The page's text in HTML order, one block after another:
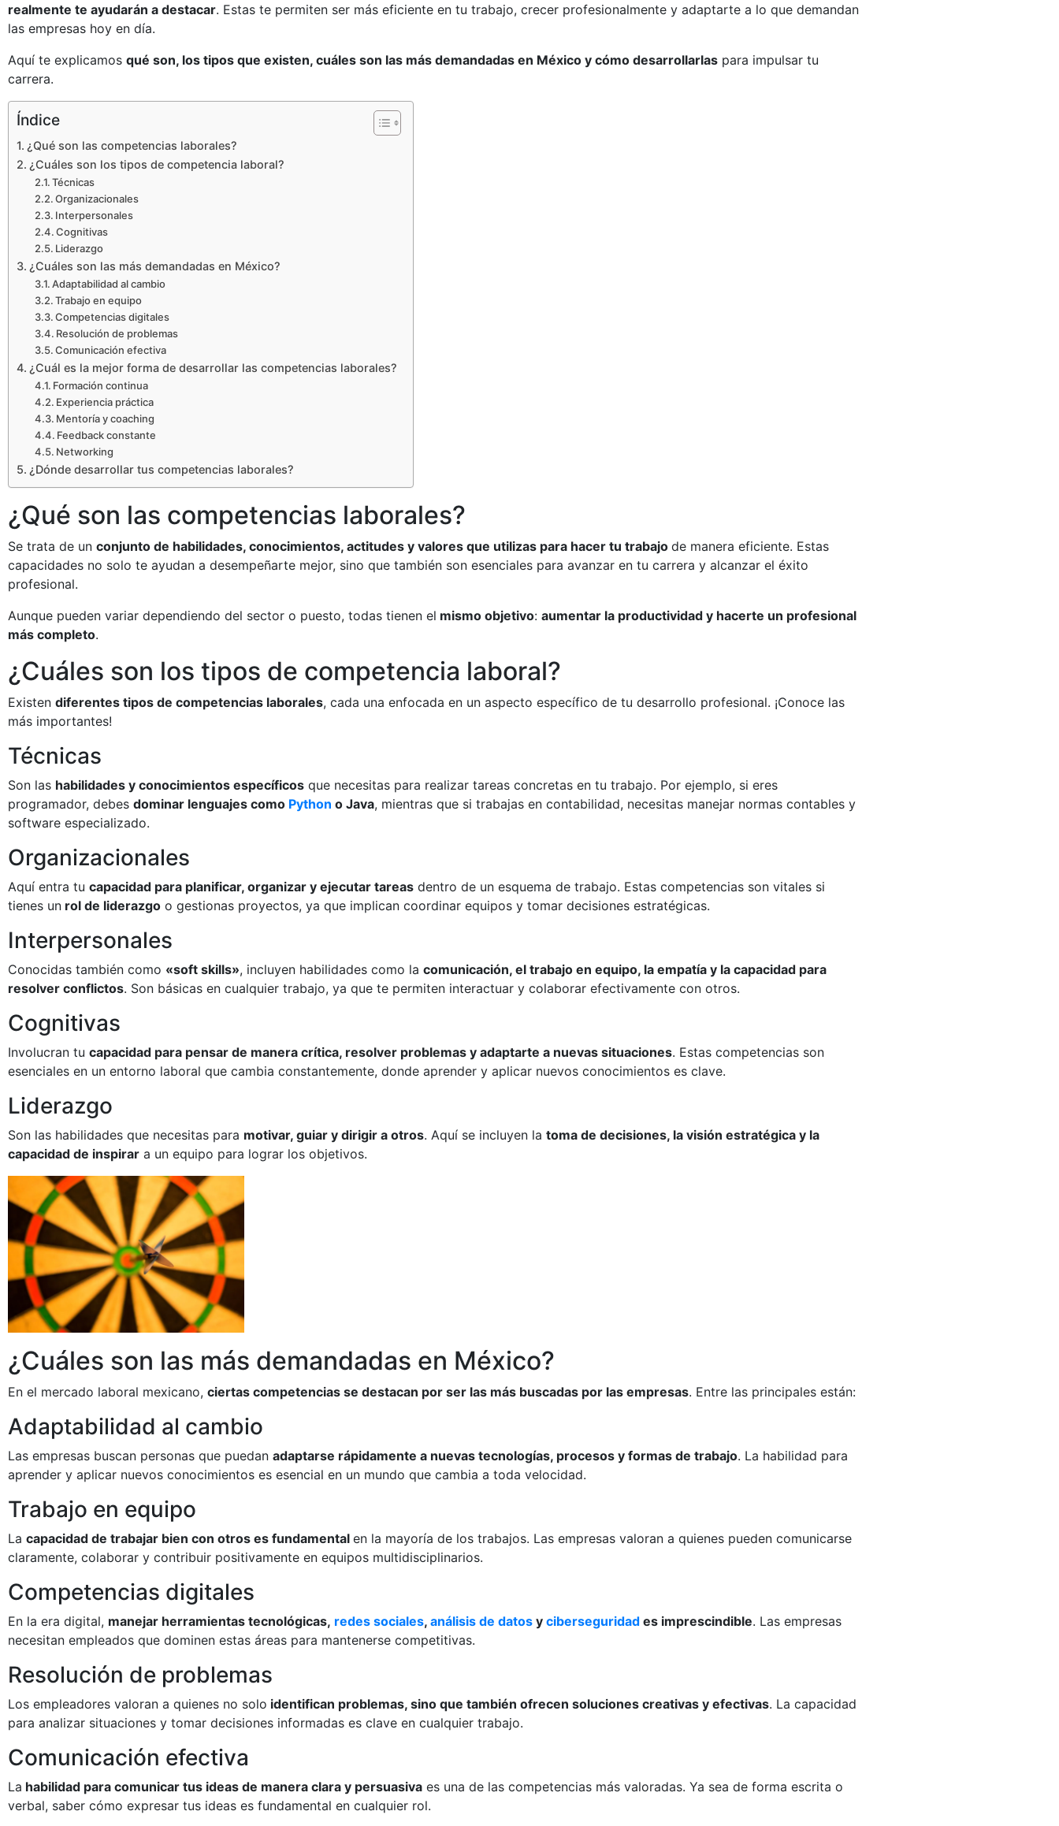
realmente te ayudarán a destacar. Estas te permiten ser más eficiente en tu trabajo, crecer profesionalmente y adaptarte a lo que demandan
las empresas hoy en día.
Aquí te explicamos qué son, los tipos que existen, cuáles son las más demandadas en México y cómo desarrollarlas para impulsar tu
carrera.
Índice
¿Qué son las competencias laborales?
¿Cuáles son los tipos de competencia laboral?
Técnicas
Organizacionales
Interpersonales
Cognitivas
Liderazgo
¿Cuáles son las más demandadas en México?
Adaptabilidad al cambio
Trabajo en equipo
Competencias digitales
Resolución de problemas
Comunicación efectiva
¿Cuál es la mejor forma de desarrollar las competencias laborales?
Formación continua
Experiencia práctica
Mentoría y coaching
Feedback constante
Networking
¿Dónde desarrollar tus competencias laborales?
¿Qué son las competencias laborales?
Se trata de un conjunto de habilidades, conocimientos, actitudes y valores que utilizas para hacer tu trabajo de manera eficiente. Estas
capacidades no solo te ayudan a desempeñarte mejor, sino que también son esenciales para avanzar en tu carrera y alcanzar el éxito
profesional.
Aunque pueden variar dependiendo del sector o puesto, todas tienen el mismo objetivo: aumentar la productividad y hacerte un profesional
más completo.
¿Cuáles son los tipos de competencia laboral?
Existen diferentes tipos de competencias laborales, cada una enfocada en un aspecto específico de tu desarrollo profesional. ¡Conoce las
más importantes!
Técnicas
Son las habilidades y conocimientos específicos que necesitas para realizar tareas concretas en tu trabajo. Por ejemplo, si eres
programador, debes dominar lenguajes como Python o Java, mientras que si trabajas en contabilidad, necesitas manejar normas contables y
software especializado.
Organizacionales
Aquí entra tu capacidad para planificar, organizar y ejecutar tareas dentro de un esquema de trabajo. Estas competencias son vitales si
tienes un rol de liderazgo o gestionas proyectos, ya que implican coordinar equipos y tomar decisiones estratégicas.
Interpersonales
Conocidas también como «soft skills», incluyen habilidades como la comunicación, el trabajo en equipo, la empatía y la capacidad para
resolver conflictos. Son básicas en cualquier trabajo, ya que te permiten interactuar y colaborar efectivamente con otros.
Cognitivas
Involucran tu capacidad para pensar de manera crítica, resolver problemas y adaptarte a nuevas situaciones. Estas competencias son
esenciales en un entorno laboral que cambia constantemente, donde aprender y aplicar nuevos conocimientos es clave.
Liderazgo
Son las habilidades que necesitas para motivar, guiar y dirigir a otros. Aquí se incluyen la toma de decisiones, la visión estratégica y la
capacidad de inspirar a un equipo para lograr los objetivos.
¿Cuáles son las más demandadas en México?
En el mercado laboral mexicano, ciertas competencias se destacan por ser las más buscadas por las empresas. Entre las principales están:
Adaptabilidad al cambio
Las empresas buscan personas que puedan adaptarse rápidamente a nuevas tecnologías, procesos y formas de trabajo. La habilidad para
aprender y aplicar nuevos conocimientos es esencial en un mundo que cambia a toda velocidad.
Trabajo en equipo
La capacidad de trabajar bien con otros es fundamental en la mayoría de los trabajos. Las empresas valoran a quienes pueden comunicarse
claramente, colaborar y contribuir positivamente en equipos multidisciplinarios.
Competencias digitales
En la era digital, manejar herramientas tecnológicas, redes sociales, análisis de datos y ciberseguridad es imprescindible. Las empresas
necesitan empleados que dominen estas áreas para mantenerse competitivas.
Resolución de problemas
Los empleadores valoran a quienes no solo identifican problemas, sino que también ofrecen soluciones creativas y efectivas. La capacidad
para analizar situaciones y tomar decisiones informadas es clave en cualquier trabajo.
Comunicación efectiva
La habilidad para comunicar tus ideas de manera clara y persuasiva es una de las competencias más valoradas. Ya sea de forma escrita o
verbal, saber cómo expresar tus ideas es fundamental en cualquier rol.